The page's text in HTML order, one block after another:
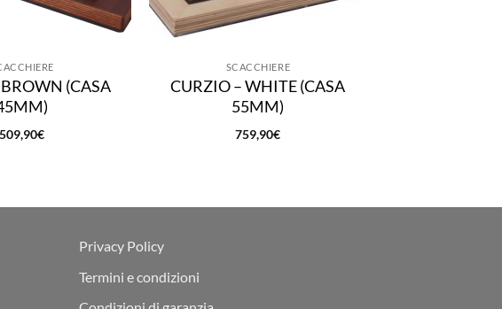
(CASA
509,90€
SCACCHIERE
CURZIO – WHITE (CASA
55MM)
759,90€
Privacy Policy
Termini e condizioni